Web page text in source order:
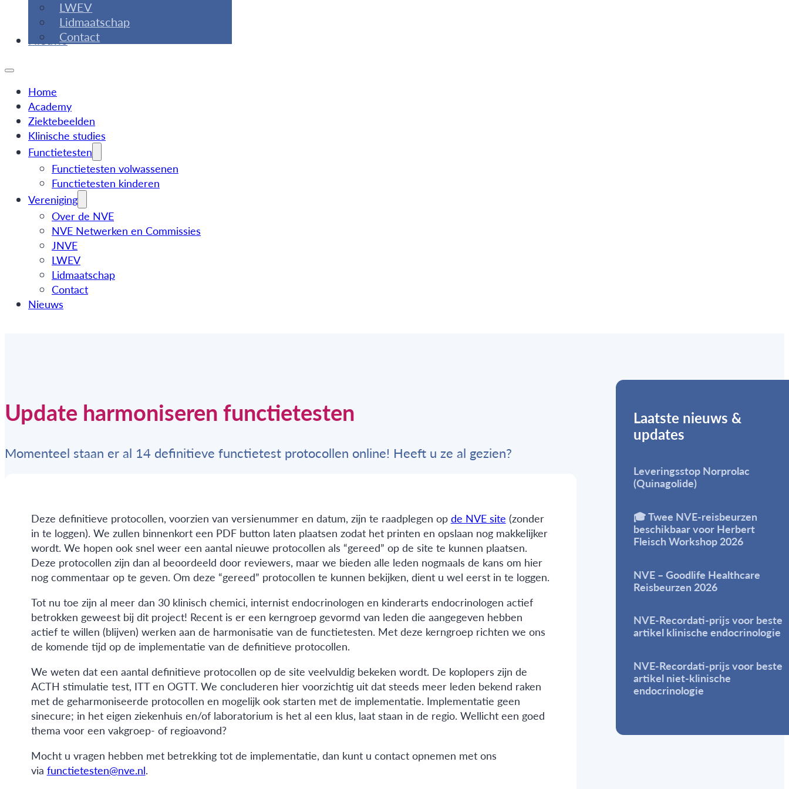
LWEV
Lidmaatschap
Contact
Nieuws
Home
Academy
Ziektebeelden
Klinische studies
Functietesten
Functietesten volwassenen
Functietesten kinderen
Vereniging
Over de NVE
NVE Netwerken en Commissies
JNVE
LWEV
Lidmaatschap
Contact
Nieuws
Update harmoniseren functietesten
Momenteel staan er al 14 definitieve functietest protocollen online! Heeft u ze al gezien?
Deze definitieve protocollen, voorzien van versienummer en datum, zijn te raadplegen op de NVE site (zonder
in te loggen). We zullen binnenkort een PDF button laten plaatsen zodat het printen en opslaan nog makkelijker
wordt. We hopen ook snel weer een aantal nieuwe protocollen als “gereed” op de site te kunnen plaatsen.
Deze protocollen zijn dan al beoordeeld door reviewers, maar we bieden alle leden nogmaals de kans om hier
nog commentaar op te geven. Om deze “gereed” protocollen te kunnen bekijken, dient u wel eerst in te loggen.
Tot nu toe zijn al meer dan 30 klinisch chemici, internist endocrinologen en kinderarts endocrinologen actief
betrokken geweest bij dit project! Recent is er een kerngroep gevormd van leden die aangegeven hebben
actief te willen (blijven) werken aan de harmonisatie van de functietesten. Met deze kerngroep richten we ons
de komende tijd op de implementatie van de definitieve protocollen.
We weten dat een aantal definitieve protocollen op de site veelvuldig bekeken wordt. De koplopers zijn de
ACTH stimulatie test, ITT en OGTT. We concluderen hier voorzichtig uit dat steeds meer leden bekend raken
met de geharmoniseerde protocollen en mogelijk ook starten met de implementatie. Implementatie geen
sinecure; in het eigen ziekenhuis en/of laboratorium is het al een klus, laat staan in de regio. Wellicht een goed
thema voor een vakgroep- of regioavond?
Mocht u vragen hebben met betrekking tot de implementatie, dan kunt u contact opnemen met ons
via functietesten@nve.nl.
Laatste nieuws &
updates
Leveringsstop Norprolac
(Quinagolide)
🎓 Twee NVE-reisbeurzen
beschikbaar voor Herbert
Fleisch Workshop 2026
NVE – Goodlife Healthcare
Reisbeurzen 2026
NVE-Recordati-prijs voor beste
artikel klinische endocrinologie
NVE-Recordati-prijs voor beste
artikel niet-klinische
endocrinologie